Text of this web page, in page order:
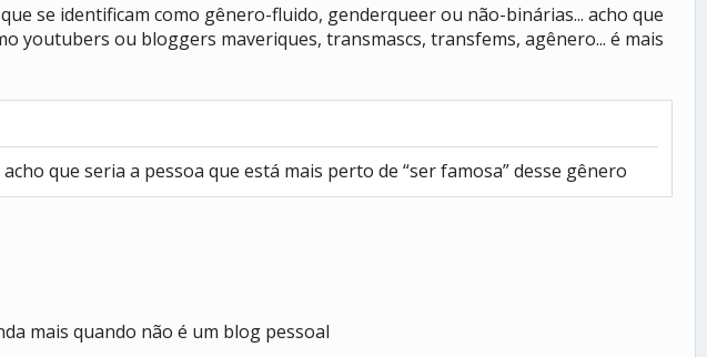
se identificam como gênero-fluido, genderqueer ou não-binárias... acho que
youtubers ou bloggers maveriques, transmascs, transfems, agênero... é mais
que seria a pessoa que está mais perto de “ser famosa” desse gênero
mais quando não é um blog pessoal